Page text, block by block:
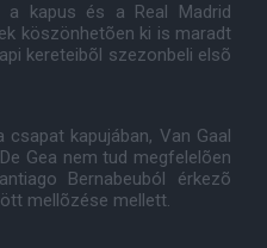
a kapus és a Real Madrid
köszönhetõen ki is maradt
kereteibõl szezonbeli elsõ
kapujában, Van Gaal
Gea nem tud megfelelõen
Bernabeuból érkezõ
mellõzése mellett.